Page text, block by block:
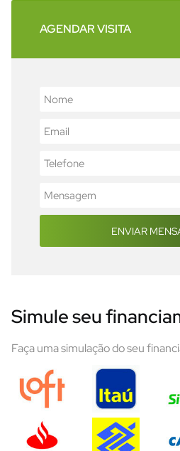
AGENDAR VISITA
ENVIAR
Simule seu
Faça uma simulação do seu